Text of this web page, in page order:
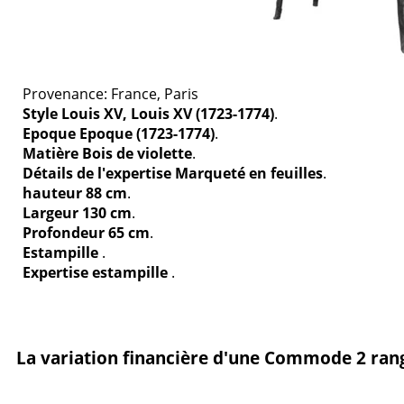
Provenance: France, Paris
Style Louis XV, Louis XV (1723-1774).
Epoque Epoque (1723-1774).
Matière Bois de violette.
Détails de l'expertise Marqueté en feuilles.
hauteur 88 cm.
Largeur 130 cm.
Profondeur 65 cm.
Estampille .
Expertise estampille .
La variation financière d'une Commode 2